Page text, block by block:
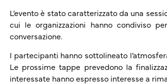
L’evento è stato caratterizzato da una
cui le organizzazioni hanno condiviso
conversazione.
I partecipanti hanno sottolineato
Le prossime tappe prevedono la
interessate hanno espresso interesse a